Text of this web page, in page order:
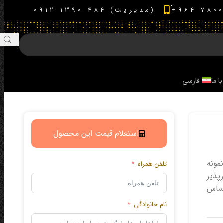
(مدیریت) 484 1390 0912
ما فارسی
استعلام قیمت این محصول
تلفن همراه
نام خانوادگی